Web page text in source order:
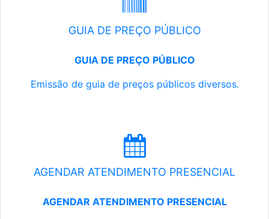
GUIA DE PREÇO PÚBLICO
GUIA DE PREÇO PÚBLICO
Emissão de guia de preços públicos diversos.
AGENDAR ATENDIMENTO PRESENCIAL
AGENDAR ATENDIMENTO PRESENCIAL